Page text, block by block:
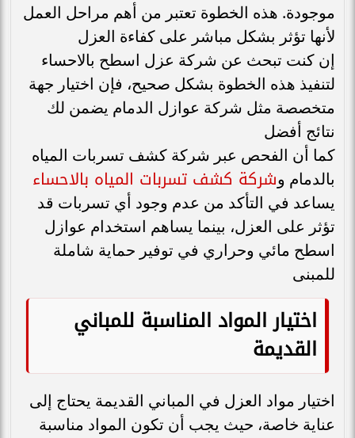
موجودة. هذه الخطوة تعتبر من أهم مراحل العمل
لأنها تؤثر بشكل مباشر على كفاءة العزل
إن كنت تبحث عن شركة عزل اسطح بالاحساء
لتنفيذ هذه الخطوة بشكل صحيح، فإن اختيار جهة
متخصصة مثل شركة عوازل الدمام يضمن لك
نتائج أفضل
كما أن الفحص عبر شركة كشف تسربات المياه
بالدمام وشركة كشف تسربات المياه بالاحساء
يساعد في التأكد من عدم وجود أي تسربات قد
تؤثر على العزل، بينما يساهم استخدام عوازل
اسطح مائي وحراري في توفير حماية شاملة
للمبنى
اختيار المواد المناسبة للمباني
القديمة
اختيار مواد العزل في المباني القديمة يحتاج إلى
عناية خاصة، حيث يجب أن تكون المواد مناسبة